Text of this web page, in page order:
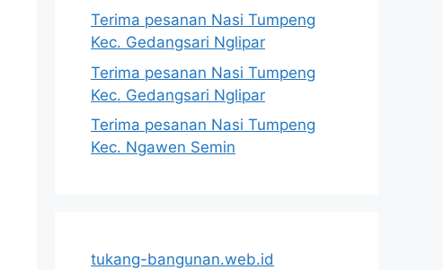
Terima pesanan Nasi Tumpeng
Kec. Gedangsari Nglipar
Terima pesanan Nasi Tumpeng
Kec. Gedangsari Nglipar
Terima pesanan Nasi Tumpeng
Kec. Ngawen Semin
tukang-bangunan.web.id